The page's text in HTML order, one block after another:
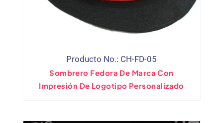
Producto No.: CH-FD-05
Sombrero Fedora De Marca Con
Impresión De Logotipo Personalizado